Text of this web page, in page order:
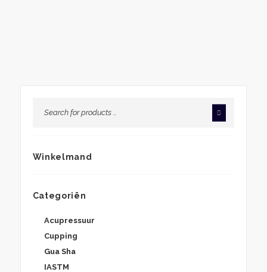
Winkelmand
Categoriën
Acupressuur
Cupping
Gua Sha
IASTM